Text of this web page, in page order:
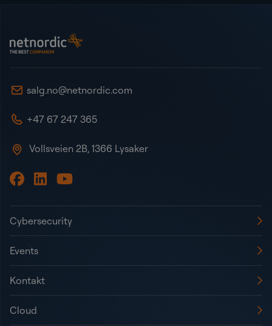
NetNordic Norway
salg.no@netnordic.com
+47 67 247 365
Vollsveien 2B, 1366 Lysaker
Cybersecurity
Events
Kontakt
Cloud